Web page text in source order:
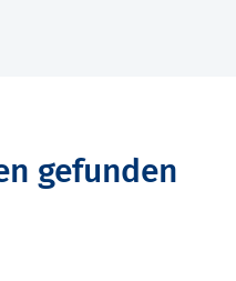
gefunden